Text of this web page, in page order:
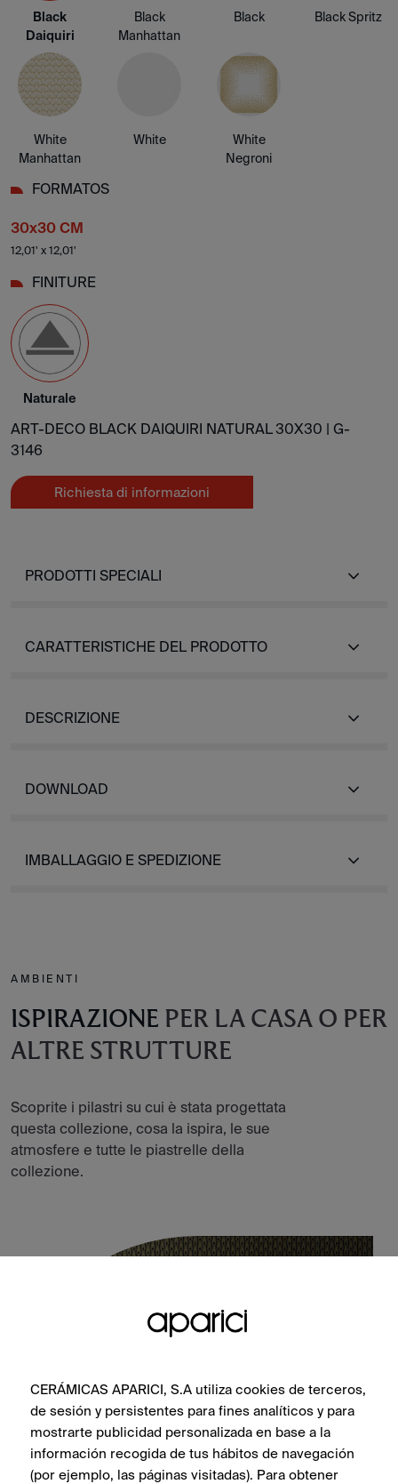
Black
Daiquiri
Black
Manhattan
Black Black Spritz
White
Manhattan
White
White
Negroni
FORMATOS
30x30 CM
12,01' x 12,01'
FINITURE
Naturale
ART-DECO BLACK DAIQUIRI NATURAL 30X30 | G-
3146
Richiesta di informazioni
PRODOTTI SPECIALI
CARATTERISTICHE DEL PRODOTTO
DESCRIZIONE
DOWNLOAD
IMBALLAGGIO E SPEDIZIONE
AMBIENTI
ISPIRAZIONE PER LA CASA O PER
ALTRE STRUTTURE
Scoprite i pilastri su cui è stata progettata
questa collezione, cosa la ispira, le sue
atmosfere e tutte le piastrelle della
collezione.
CERÁMICAS APARICI, S.A utiliza cookies de terceros,
de sesión y persistentes para fines analíticos y para
mostrarte publicidad personalizada en base a la
información recogida de tus hábitos de navegación
(por ejemplo, las páginas visitadas). Para obtener